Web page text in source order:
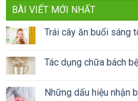
BÀI VIẾT MỚI NHẤT
Trái cây ăn buổi sáng
Tác dụng chữa bách
Những dấu hiệu nhận